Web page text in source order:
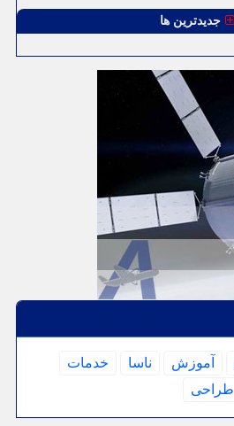
جدیدترین ها
آموزش ناسا
خدمات
طراحی